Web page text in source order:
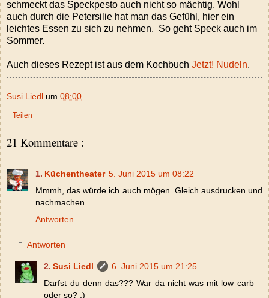
schmeckt das Speckpesto auch nicht so mächtig. Wohl
auch durch die Petersilie hat man das Gefühl, hier ein
leichtes Essen zu sich zu nehmen. So geht Speck auch im
Sommer.
Auch dieses Rezept ist aus dem Kochbuch Jetzt! Nudeln.
Susi Liedl um 08:00
Teilen
21 Kommentare :
Küchentheater 5. Juni 2015 um 08:22
Mmmh, das würde ich auch mögen. Gleich ausdrucken und
nachmachen.
Antworten
Antworten
Susi Liedl
6. Juni 2015 um 21:25
Darfst du denn das??? War da nicht was mit low carb
oder so? ;)